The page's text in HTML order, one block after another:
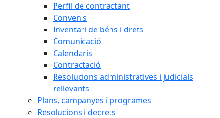
Perfil de contractant
Convenis
Inventari de béns i drets
Comunicació
Calendaris
Contractació
Resolucions administratives i judicials
rellevants
Plans, campanyes i programes
Resolucions i decrets